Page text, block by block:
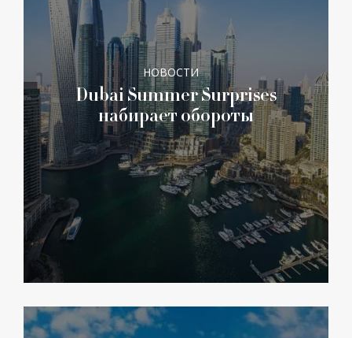
НОВОСТИ
Dubai Summer Surprises
набирает обороты